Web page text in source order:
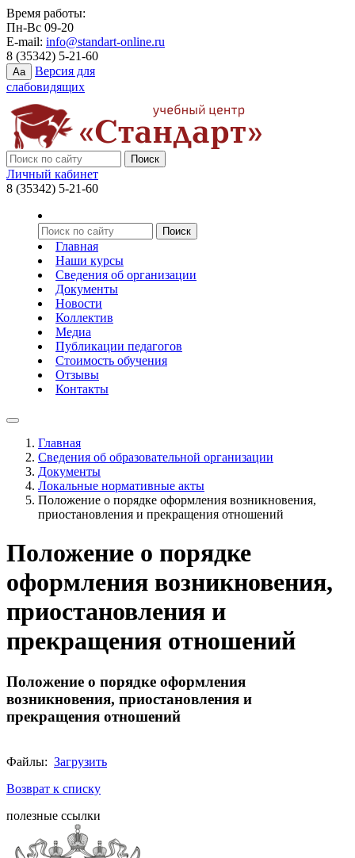
Время работы:
Пн-Вс 09-20
E-mail: info@standart-online.ru
8 (35342) 5-21-60
Aa
Версия для
слабовидящих
Личный кабинет
8 (35342) 5-21-60
Главная
Наши курсы
Сведения об организации
Документы
Новости
Коллектив
Медиа
Публикации педагогов
Стоимость обучения
Отзывы
Контакты
Главная
Сведения об образовательной организации
Документы
Локальные нормативные акты
Положение о порядке оформления возникновения,
приостановления и прекращения отношений
Положение о порядке
оформления возникновения,
приостановления и
прекращения отношений
Положение о порядке оформления
возникновения, приостановления и
прекращения отношений
Файлы: Загрузить
Возврат к списку
полезные ссылки